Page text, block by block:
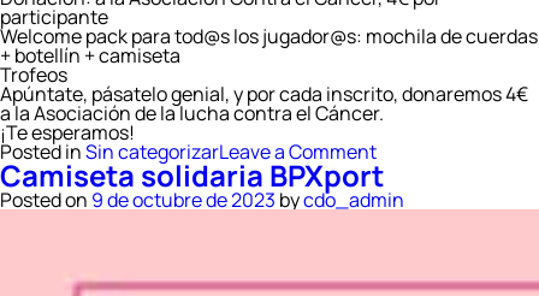
participante
Welcome pack para tod@s los jugador@s: mochila de cuerdas
+ botellín + camiseta
Trofeos
Apúntate, pásatelo genial, y por cada inscrito, donaremos 4€
a la Asociación de la lucha contra el Cáncer.
¡Te esperamos!
Posted inSin categorizarLeave a Commenton
Campeonato
de
Pádel
Camiseta solidaria BPXport
Posted on 9 de octubre de 2023 bycdo_admin